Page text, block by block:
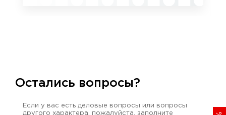
Остались вопросы?
Если у вас есть деловые вопросы или вопросы
другого характера, пожалуйста, заполните